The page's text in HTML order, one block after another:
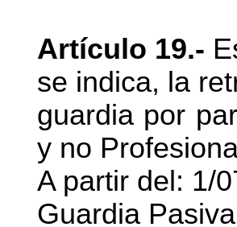
Artículo 19.-
se indica, la
guardia por
y no
A partir del: 1/
Guardia